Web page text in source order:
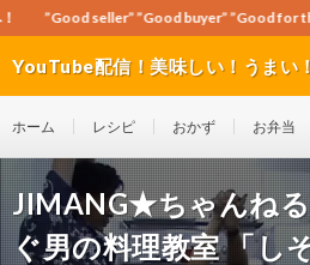
buyer” ”Good for the world” ともに頑
YouTube配信！美味しい！うまい
ホーム レシピ おかず お弁当
JIMANG★ちゃんね
ぐ男の料理教室 「し